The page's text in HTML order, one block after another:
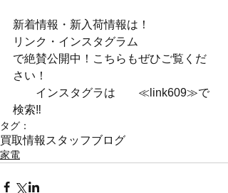
新着情報・新入荷情報は！
リンク・インスタグラム
で絶賛公開中！こちらもぜひご覧くだ
さい！
インスタグラは　　≪link609≫で
検索‼
タグ：
買取情報 スタッフブログ
家電